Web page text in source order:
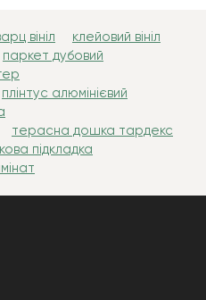
вініл
клейовий вініл
паркет дубовий
плінтус алюмінієвий
терасна дошка тардекс
підкладка